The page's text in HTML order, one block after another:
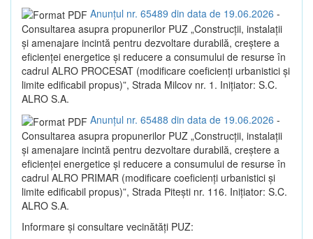
Anunțul nr. 65489 din data de 19.06.2026 -
Consultarea asupra propunerilor PUZ „Construcții, instalații
și amenajare incintă pentru dezvoltare durabilă, creștere a
eficienței energetice și reducere a consumului de resurse în
cadrul ALRO PROCESAT (modificare coeficienți urbanistici și
limite edificabil propus)”, Strada Milcov nr. 1. Inițiator: S.C.
ALRO S.A.
Anunțul nr. 65488 din data de 19.06.2026 -
Consultarea asupra propunerilor PUZ „Construcții, instalații
și amenajare incintă pentru dezvoltare durabilă, creștere a
eficienței energetice și reducere a consumului de resurse în
cadrul ALRO PRIMAR (modificare coeficienți urbanistici și
limite edificabil propus)”, Strada Pitești nr. 116. Inițiator: S.C.
ALRO S.A.
Informare și consultare vecinătăți PUZ: